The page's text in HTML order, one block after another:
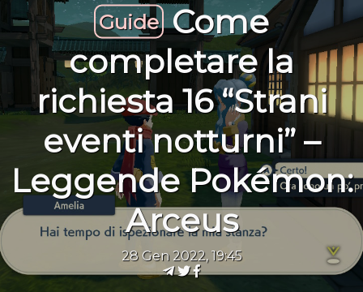
Guide Come
completare la
richiesta 16 “Strani
eventi notturni” –
Leggende Pokémon:
Arceus
28 Gen 2022, 19:45